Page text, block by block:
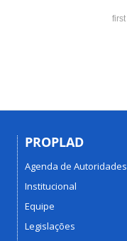
first
PROPLAD
Agenda de Autoridades
Institucional
Equipe
Legislações